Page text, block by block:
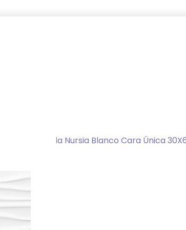
Estructurada Nursia Blanco Cara Única